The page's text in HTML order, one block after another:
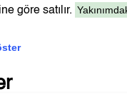
göre satılır.